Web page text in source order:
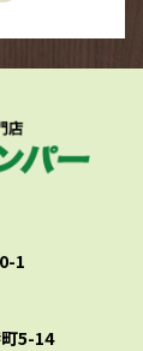
1
5-14